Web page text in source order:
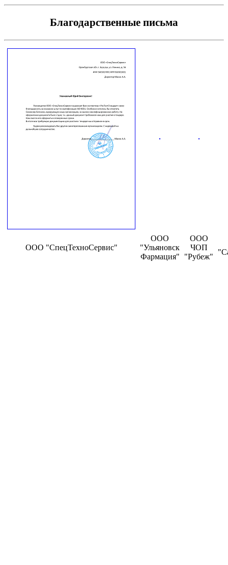
Благодарственные письма
ООО "СпецТехноСервис"
ООО
"Ульяновск
Фармация"
ООО
ЧОП
"Рубеж"